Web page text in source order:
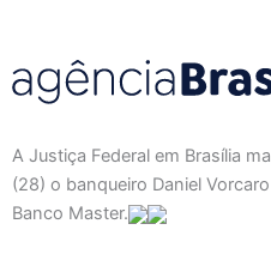
A Justiça Federal em Brasília
(28) o banqueiro Daniel
Banco Master.